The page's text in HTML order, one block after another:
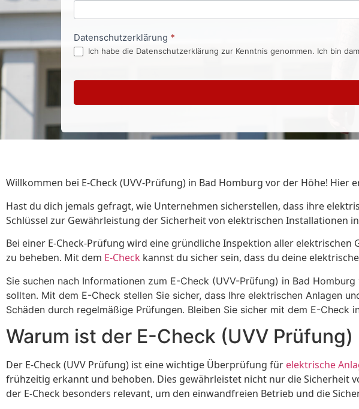
Datenschutzerklärung *
Ich habe die Datenschutzerklärung zur Kenntnis genommen. Ich bin
Willkommen bei E-Check (UVV-Prüfung) in Bad Homburg vor der Höhe!
Hast du dich jemals gefragt, wie Unternehmen sicherstellen, dass ihre
Schlüssel zur Gewährleistung der Sicherheit von elektrischen Installationen
Bei einer E-Check-Prüfung wird eine gründliche Inspektion aller
zu beheben. Mit dem E-Check kannst du sicher sein, dass du deine
Sie suchen nach Informationen zum E-Check (UVV-Prüfung) in Bad
sollten. Mit dem E-Check stellen Sie sicher, dass Ihre elektrischen Anlagen
Schäden durch regelmäßige Prüfungen. Bleiben Sie sicher mit dem E-Check
Warum ist der E-Check (UVV
Der E-Check (UVV Prüfung) ist eine wichtige Überprüfung für elektrische
frühzeitig erkannt und behoben. Dies gewährleistet nicht nur die Sicherheit
der E-Check besonders relevant, um den einwandfreien Betrieb und die